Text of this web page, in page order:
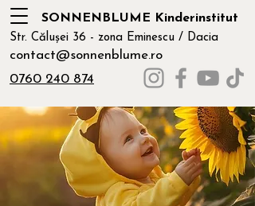
Str. Călușei 36 - zona Eminescu / Dacia
contact@sonnenblume.ro
0760 240 874
SONNENBLUME Kinderinstitut